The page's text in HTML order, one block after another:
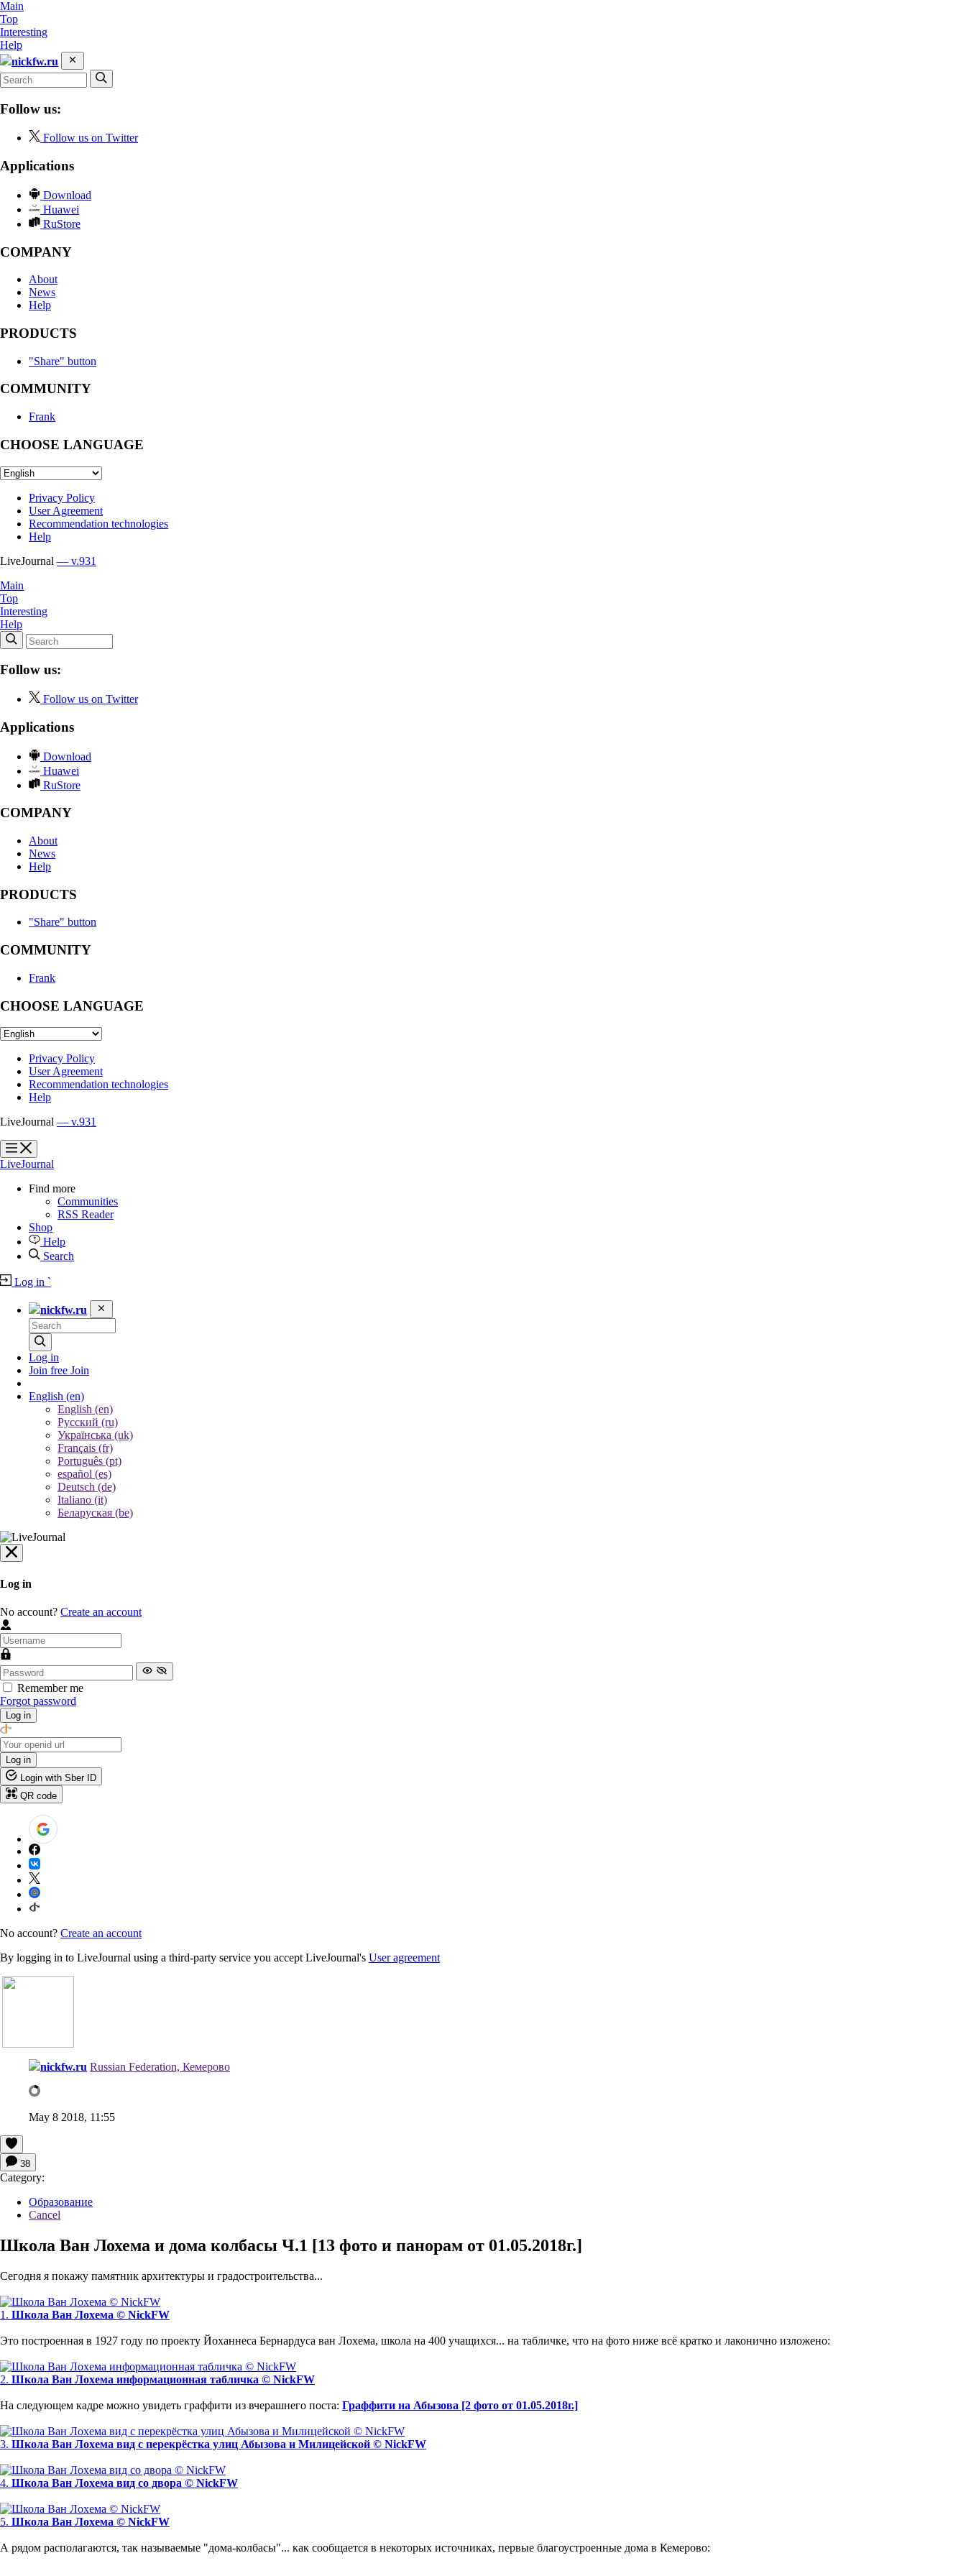
Main
Top
Interesting
Help
nickfw.ru
Follow us:
Follow us on Twitter
Applications
Download
Huawei
RuStore
COMPANY
About
News
Help
PRODUCTS
"Share" button
COMMUNITY
Frank
CHOOSE LANGUAGE
Privacy Policy
User Agreement
Recommendation technologies
Help
LiveJournal — v.931
Main
Top
Interesting
Help
Follow us:
Follow us on Twitter
Applications
Download
Huawei
RuStore
COMPANY
About
News
Help
PRODUCTS
"Share" button
COMMUNITY
Frank
CHOOSE LANGUAGE
Privacy Policy
User Agreement
Recommendation technologies
Help
LiveJournal — v.931
?
?
LiveJournal
Find more
Communities
RSS Reader
Shop
Help
Search
Log in `
nickfw.ru
Log in
Join free Join
English (en)
English (en)
Русский (ru)
Українська (uk)
Français (fr)
Português (pt)
español (es)
Deutsch (de)
Italiano (it)
Беларуская (be)
Log in
No account? Create an account
Remember me
Forgot password
Log in
Log in
Login with Sber ID
QR code
No account? Create an account
By logging in to LiveJournal using a third-party service you accept LiveJournal's User agreement
nickfw.ru Russian Federation, Кемерово
May 8 2018, 11:55
38
Category:
Образование
Cancel
Школа Ван Лохема и дома колбасы Ч.1 [13 фото и панорам от 01.05.2018г.]
Сегодня я покажу памятник архитектуры и градостроительства...
1. Школа Ван Лохема © NickFW
Это построенная в 1927 году по проекту Йоханнеса Бернардуса ван Лохема, школа на 400 учащихся... на табличке, что на фото ниже всё кратко и лаконично изложено:
2. Школа Ван Лохема информационная табличка © NickFW
На следующем кадре можно увидеть граффити из вчерашнего поста: Граффити на Абызова [2 фото от 01.05.2018г.]
3. Школа Ван Лохема вид с перекрёстка улиц Абызова и Милицейской © NickFW
4. Школа Ван Лохема вид со двора © NickFW
5. Школа Ван Лохема © NickFW
А рядом располагаются, так называемые "дома-колбасы"... как сообщается в некоторых источниках, первые благоустроенные дома в Кемерово: